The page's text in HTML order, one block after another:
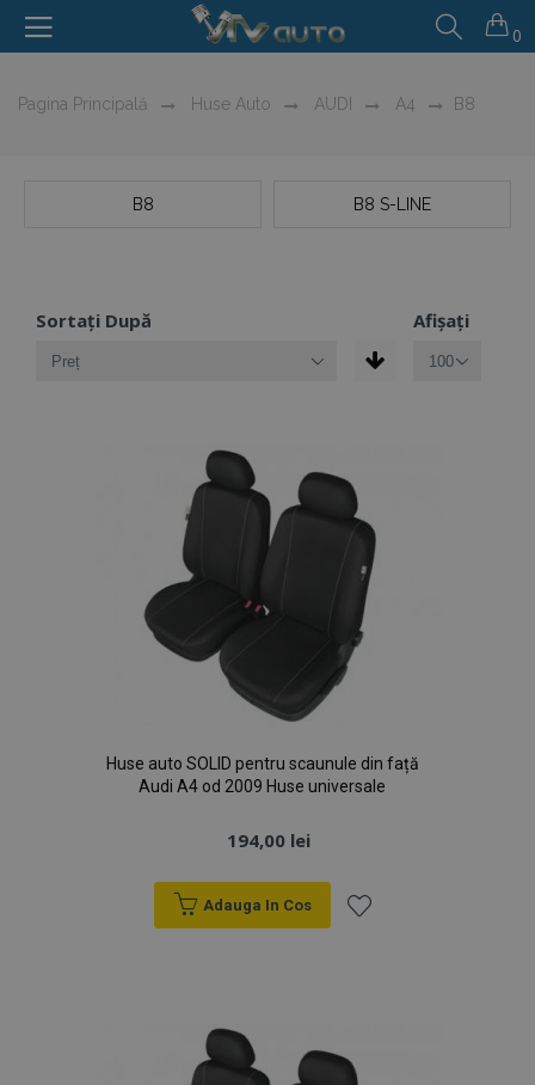
0
Pagina Principală Huse Auto AUDI A4 B8
B8 B8 S-LINE
Sortați După Afișați
Huse auto SOLID pentru scaunule din față
Audi A4 od 2009 Huse universale
194,00 lei
Adauga In Cos